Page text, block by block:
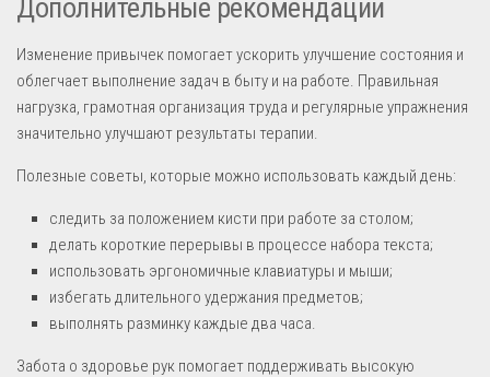
Дополнительные рекомендации
Изменение привычек помогает ускорить улучшение состояния и
облегчает выполнение задач в быту и на работе. Правильная
нагрузка, грамотная организация труда и регулярные упражнения
значительно улучшают результаты терапии.
Полезные советы, которые можно использовать каждый день:
следить за положением кисти при работе за столом;
делать короткие перерывы в процессе набора текста;
использовать эргономичные клавиатуры и мыши;
избегать длительного удержания предметов;
выполнять разминку каждые два часа.
Забота о здоровье рук помогает поддерживать высокую